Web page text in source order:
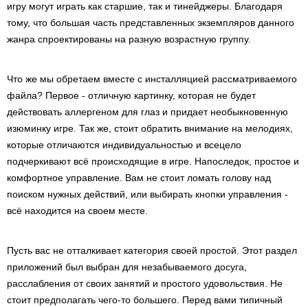
игру могут играть как старшие, так и тинейджеры. Благодаря
тому, что большая часть представленных экземпляров данного
жанра спроектированы на разную возрастную группу.
Что же мы обретаем вместе с инсталляцией рассматриваемого
файла? Первое - отличную картинку, которая не будет
действовать аллергеном для глаз и придает необыкновенную
изюминку игре. Так же, стоит обратить внимание на мелодиях,
которые отличаются индивидуальностью и всецело
подчеркивают всё происходящие в игре. Напоследок, простое и
комфортное управление. Вам не стоит ломать голову над
поиском нужных действий, или выбирать кнопки управления -
всё находится на своем месте.
Пусть вас не отталкивает категория своей простой. Этот раздел
приложений был выбран для незабываемого досуга,
расслабления от своих занятий и простого удовольствия. Не
стоит предполагать чего-то большего. Перед вами типичный